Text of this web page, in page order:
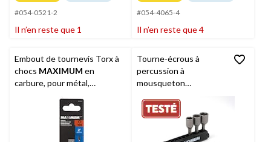
#054-0521-2
Il n’en reste que 1
#054-4065-4
Il n’en reste que 4
Embout de tournevis Torx à
chocs MAXIMUM en
carbure, pour métal,
Tourne-écrous à
percussion à
mousqueton